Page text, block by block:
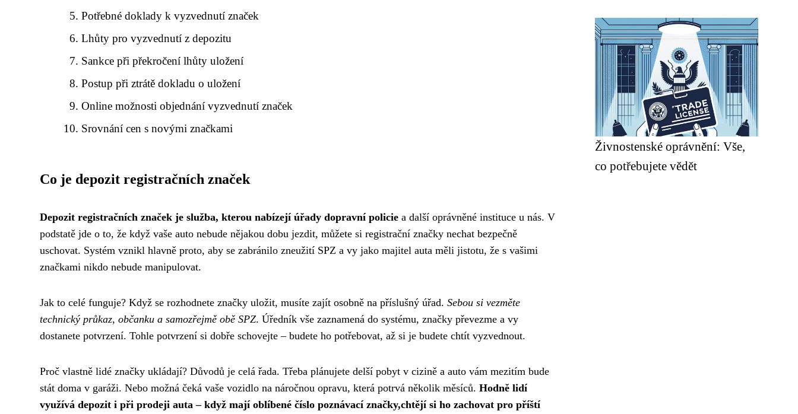
Potřebné doklady k vyzvednutí značek
Lhůty pro vyzvednutí z depozitu
Sankce při překročení lhůty uložení
Postup při ztrátě dokladu o uložení
Online možnosti objednání vyzvednutí značek
Srovnání cen s novými značkami
Co je depozit registračních značek
Depozit registračních značek je služba, kterou nabízejí úřady dopravní policie a další oprávněné instituce u nás. V
podstatě jde o to, že když vaše auto nebude nějakou dobu jezdit, můžete si registrační značky nechat bezpečně
uschovat. Systém vznikl hlavně proto, aby se zabránilo zneužití SPZ a vy jako majitel auta měli jistotu, že s vašimi
značkami nikdo nebude manipulovat.
Jak to celé funguje? Když se rozhodnete značky uložit, musíte zajít osobně na příslušný úřad. Sebou si vezměte
technický průkaz, občanku a samozřejmě obě SPZ. Úředník vše zaznamená do systému, značky převezme a vy
dostanete potvrzení. Tohle potvrzení si dobře schovejte – budete ho potřebovat, až si je budete chtít vyzvednout.
Proč vlastně lidé značky ukládají? Důvodů je celá řada. Třeba plánujete delší pobyt v cizině a auto vám mezitím bude
stát doma v garáži. Nebo možná čeká vaše vozidlo na náročnou opravu, která potrvá několik měsíců. Hodně lidí
využívá depozit i při prodeji auta – když mají oblíbené číslo poznávací značky,chtějí si ho zachovat pro příští
Živnostenské oprávnění: Vše,
co potřebujete vědět